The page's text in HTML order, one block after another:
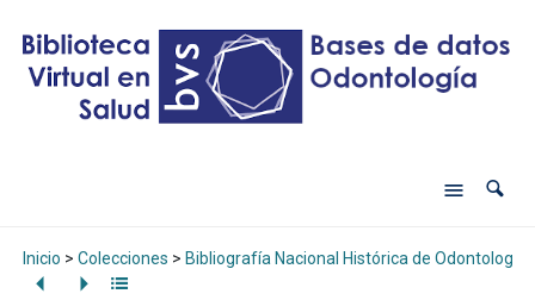
Inicio > Colecciones > Bibliografía Nacional Histórica de Odontología